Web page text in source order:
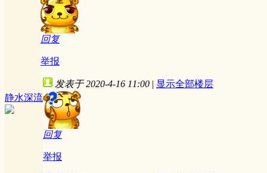
回复
举报
静水深流
发表于 2020-4-16 11:00 | 显示全部楼层
回复
举报